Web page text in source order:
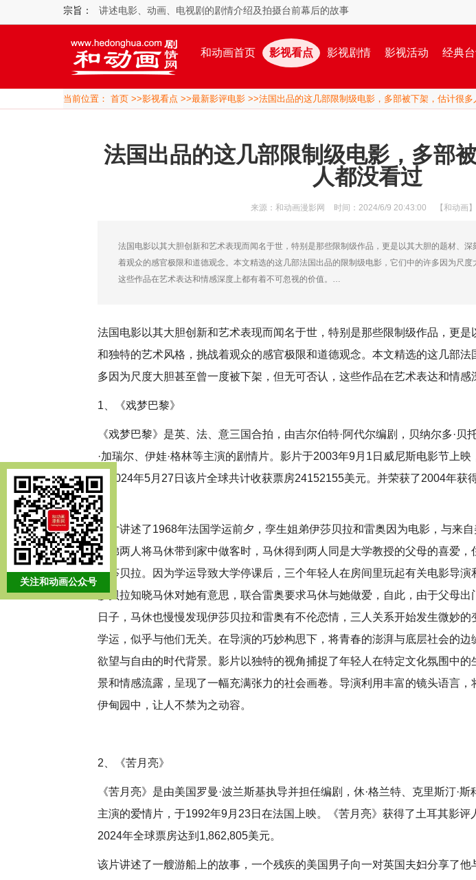
宗旨： 讲述电影、动画、电视剧的剧情介绍及拍摄台前幕后的故事
和动画首页 影视看点 影视剧情 影视活动 经典
当前位置： 首页 >>影视看点 >>最新影评电影 >>法国出品的这几部限制级电影，多部被下架，估计很多
法国出品的这几部限制级电影，多部
人都没看过
来源：和动画漫影网 时间：2024/6/9 20:43:00 【和动画】
法国电影以其大胆创新和艺术表现而闻名于世，特别是那些限制级作品，更是以其大胆的题材、
着观众的感官极限和道德观念。本文精选的这几部法国出品的限制级电影，它们中的许多因为尺度
这些作品在艺术表达和情感深度上都有着不可忽视的价值。…
法国电影以其大胆创新和艺术表现而闻名于世，特别是那些限制级作品，更
和独特的艺术风格，挑战着观众的感官极限和道德观念。本文精选的这几部
多因为尺度大胆甚至曾一度被下架，但无可否认，这些作品在艺术表达和情感
1、《戏梦巴黎》
《戏梦巴黎》是英、法、意三国合拍，由吉尔伯特·阿代尔编剧，贝纳尔多·贝
·加瑞尔、伊娃·格林等主演的剧情片。影片于2003年9月1日威尼斯电影节上
至2024年5月27日该片全球共计收获票房24152155美元。并荣获了2004年获
名。
影片讲述了1968年法国学运前夕，孪生姐弟伊莎贝拉和雷奥因为电影，与来自
姐弟两人将马休带到家中做客时，马休得到两人同是大学教授的父母的喜爱，
伊莎贝拉。因为学运导致大学停课后，三个年轻人在房间里玩起有关电影导
莎贝拉知晓马休对她有意思，联合雷奥要求马休与她做爱，自此，由于父母
日子，马休也慢慢发现伊莎贝拉和雷奥有不伦恋情，三人关系开始发生微妙
学运，似乎与他们无关。在导演的巧妙构思下，将青春的澎湃与底层社会的
欲望与自由的时代背景。影片以独特的视角捕捉了年轻人在特定文化氛围中
景和情感流露，呈现了一幅充满张力的社会画卷。导演利用丰富的镜头语言
伊甸园中，让人不禁为之动容。
2、《苦月亮》
《苦月亮》是由美国罗曼·波兰斯基执导并担任编剧，休·格兰特、克里斯汀·
主演的爱情片，于1992年9月23日在法国上映。《苦月亮》获得了土耳其影评
2024年全球票房达到1,862,805美元。
该片讲述了一艘游船上的故事，一个残疾的美国男子向一对英国夫妇分享了他
关注和动画公众号